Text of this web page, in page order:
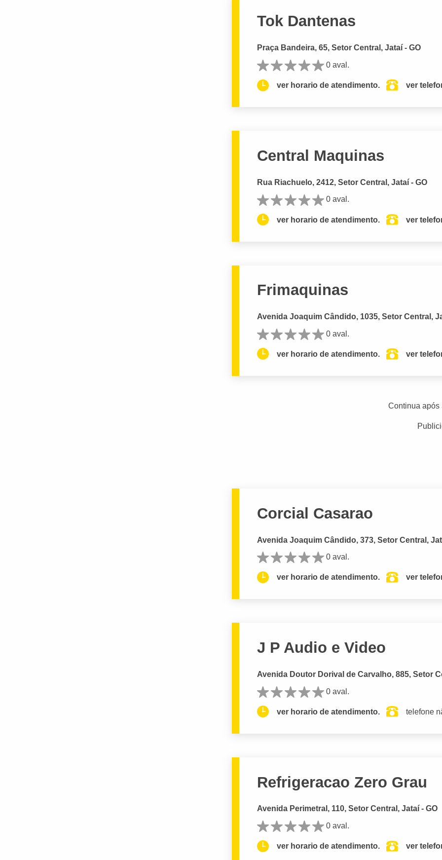
Tok Dantenas
Praça Bandeira, 65, Setor Central, Jataí - GO
0 aval.
ver horario de atendimento. ver
Central Maquinas
Rua Riachuelo, 2412, Setor Central, Jataí - GO
0 aval.
ver horario de atendimento. ver
Frimaquinas
Avenida Joaquim Cândido, 1035, Setor Central,
0 aval.
ver horario de atendimento. ver
Continua após
Corcial Casarao
Avenida Joaquim Cândido, 373, Setor Central,
0 aval.
ver horario de atendimento. ver
J P Audio e Video
Avenida Doutor Dorival de Carvalho, 885, Setor
0 aval.
ver horario de atendimento. telefone
Refrigeracao Zero Grau
Avenida Perimetral, 110, Setor Central, Jataí - GO
0 aval.
ver horario de atendimento. ver